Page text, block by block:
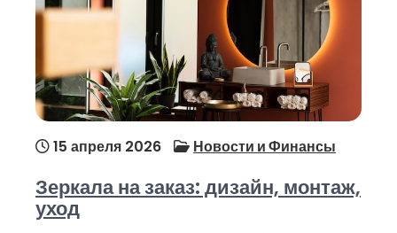
15 апреля 2026 Новости и Финансы
Зеркала на заказ: дизайн, монтаж,
уход